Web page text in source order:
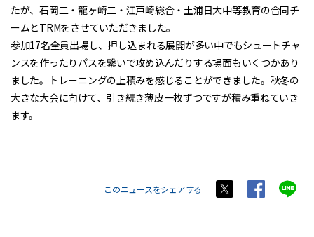
たが、石岡二・龍ヶ崎二・江戸崎総合・土浦日大中等教育の合同チ
ームとTRMをさせていただきました。
参加17名全員出場し、押し込まれる展開が多い中でもシュートチャ
ンスを作ったりパスを繋いで攻め込んだりする場面もいくつかあり
ました。トレーニングの上積みを感じることができました。秋冬の
大きな大会に向けて、引き続き薄皮一枚ずつですが積み重ねていき
ます。
このニュースをシェアする